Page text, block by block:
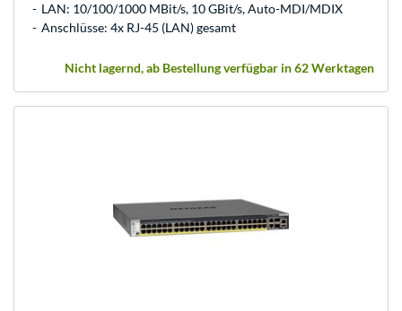
LAN: 10/100/1000 MBit/s, 10 GBit/s, Auto-MDI/MDIX
Anschlüsse: 4x RJ-45 (LAN) gesamt
Nicht lagernd, ab Bestellung verfügbar in 62 Werktagen